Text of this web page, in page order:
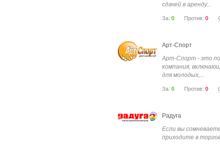
сдачей в аренду...
За: 0 Против: 0
Арт-Спорт
Арт-Спорт - это
компания,
для молодых,...
За: 0 Против: 0
Радуга
Если вы
приходите в